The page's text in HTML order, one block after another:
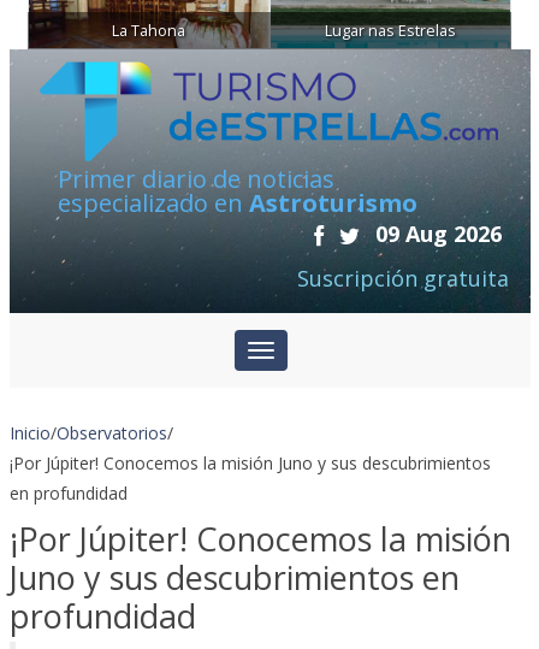
La Tahona Lugar nas Estrelas
Primer diario de noticias
especializado en Astroturismo
09 Aug 2026
Suscripción gratuita
Inicio/Observatorios/
¡Por Júpiter! Conocemos la misión Juno y sus descubrimientos
en profundidad
¡Por Júpiter! Conocemos la misión
Juno y sus descubrimientos en
profundidad